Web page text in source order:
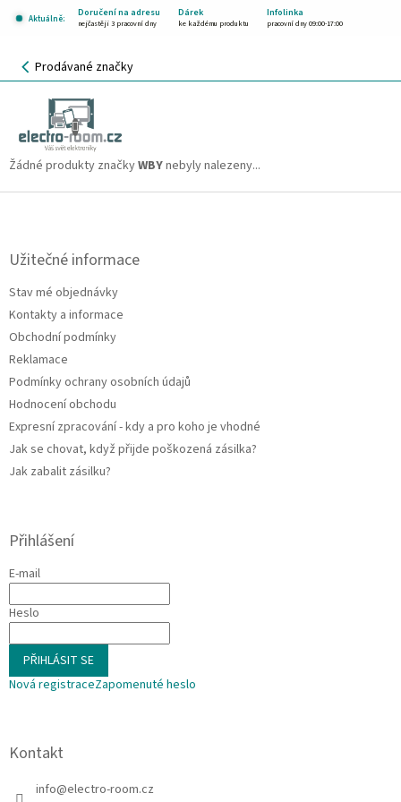
Aktuálně:
Doručení na adresu Dárek Infolinka
nejčastěji 3 pracovní dny ke každému produktu pracovní dny 09:00-17:00
NÁKUPNÍ
KOŠÍK
Prodávané značky
WBY
Žádné produkty značkyWBYnebyly nalezeny...
Z
Užitečné informace
Stav mé objednávky
Kontakty a informace
Obchodní podmínky
Reklamace
Podmínky ochrany osobních údajů
Hodnocení obchodu
Expresní zpracování - kdy a pro koho je vhodné
Jak se chovat, když přijde poškozená zásilka?
Jak zabalit zásilku?
Přihlášení
E-mail
Heslo
PŘIHLÁSIT SE
Nová registraceZapomenuté heslo
Kontakt
info@electro-room.cz